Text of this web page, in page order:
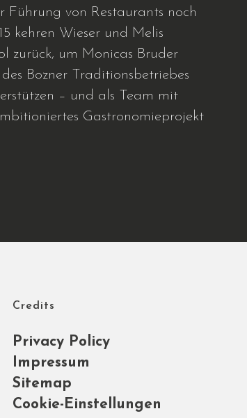
Führung von Restaurants noch
kehren Wieser und Melis
zurück, um Monicas Bruder
Bozner Traditionsbetriebes
– und als Team mit
Gastronomieprojekt
Credits
Privacy Policy
Impressum
Sitemap
Cookie-Einstellungen